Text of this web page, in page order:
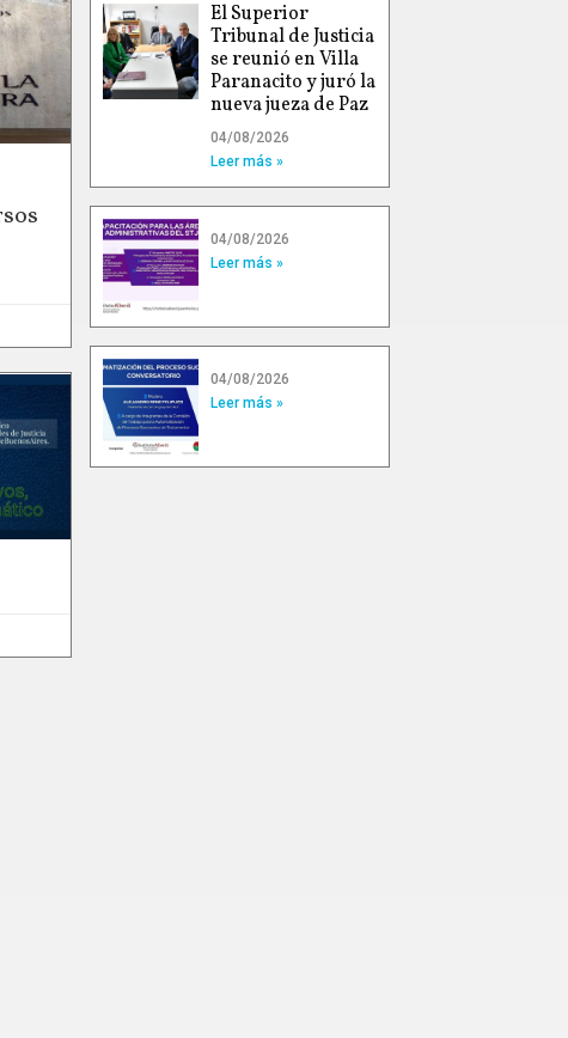
El Superior
Tribunal de Justicia
se reunió en Villa
Paranacito y juró la
nueva jueza de Paz
04/08/2026
Leer más »
04/08/2026
Leer más »
04/08/2026
Leer más »